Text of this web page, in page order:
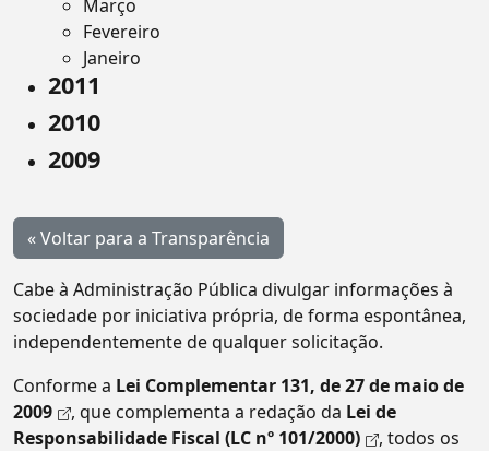
Março
Fevereiro
Janeiro
2011
2010
2009
« Voltar para a Transparência
Cabe à Administração Pública divulgar informações à
sociedade por iniciativa própria, de forma espontânea,
independentemente de qualquer solicitação.
Conforme a Lei Complementar 131, de 27 de maio de
2009
, que complementa a redação da Lei de
Responsabilidade Fiscal (LC nº 101/2000)
, todos os